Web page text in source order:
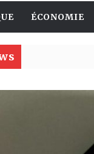
ÉCONOMIE